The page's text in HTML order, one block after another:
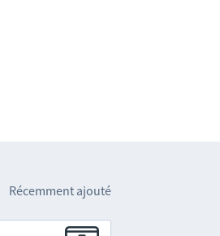
Récemment ajouté